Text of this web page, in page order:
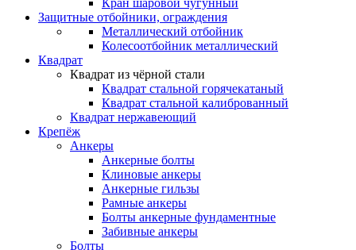
Кран шаровой чугунный
Защитные отбойники, ограждения
Металлический отбойник
Колесоотбойник металлический
Квадрат
Квадрат из чёрной стали
Квадрат стальной горячекатаный
Квадрат стальной калиброванный
Квадрат нержавеющий
Крепёж
Анкеры
Анкерные болты
Клиновые анкеры
Анкерные гильзы
Рамные анкеры
Болты анкерные фундаментные
Забивные анкеры
Болты